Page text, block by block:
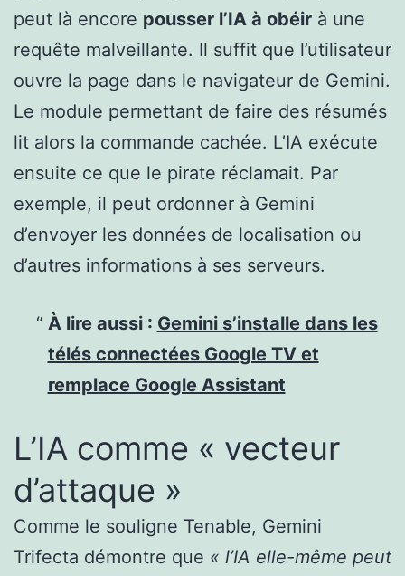
peut là encore pousser l’IA à obéir à une
requête malveillante. Il suffit que l’utilisateur
ouvre la page dans le navigateur de Gemini.
Le module permettant de faire des résumés
lit alors la commande cachée. L’IA exécute
ensuite ce que le pirate réclamait. Par
exemple, il peut ordonner à Gemini
d’envoyer les données de localisation ou
d’autres informations à ses serveurs.
À lire aussi : Gemini s’installe dans les
télés connectées Google TV et
remplace Google Assistant
L’IA comme « vecteur
d’attaque »
Comme le souligne Tenable, Gemini
Trifecta démontre que « l’IA elle-même peut